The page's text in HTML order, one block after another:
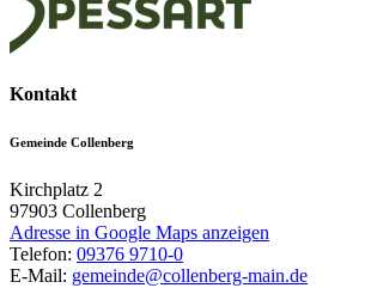
Kontakt
Gemeinde Collenberg
Kirchplatz 2
97903 Collenberg
Adresse in Google Maps anzeigen
Telefon: 09376 9710-0
E-Mail: gemeinde@collenberg-main.de